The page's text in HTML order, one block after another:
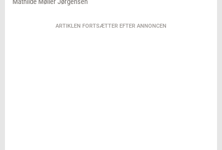
ARTIKLEN FORTSÆTTER EFTER ANNONCEN